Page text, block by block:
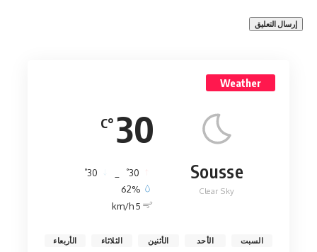
Weather
30
°C
Sousse
Clear Sky
30
°
30
°
62%
5 km/h
السبت الأحد الأثنين الثلاثاء الأربعاء